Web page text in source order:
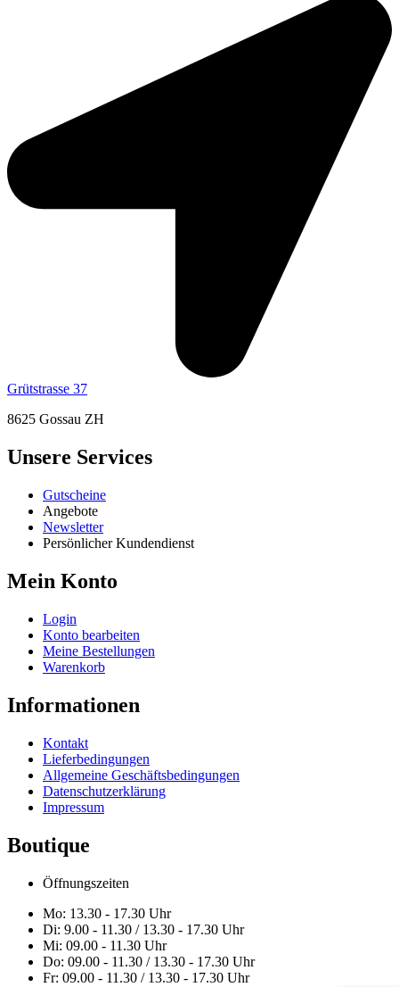
Grütstrasse 37
8625 Gossau ZH
Unsere Services
Gutscheine
Angebote
Newsletter
Persönlicher Kundendienst
Mein Konto
Login
Konto bearbeiten
Meine Bestellungen
Warenkorb
Informationen
Kontakt
Lieferbedingungen
Allgemeine Geschäftsbedingungen
Datenschutzerklärung
Impressum
Boutique
Öffnungszeiten
Mo: 13.30 - 17.30 Uhr
Di: 9.00 - 11.30 / 13.30 - 17.30 Uhr
Mi: 09.00 - 11.30 Uhr
Do: 09.00 - 11.30 / 13.30 - 17.30 Uhr
Fr: 09.00 - 11.30 / 13.30 - 17.30 Uhr